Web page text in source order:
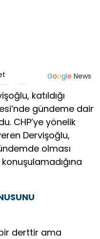
Google News
katıldığı
gündeme dair
CHP’ye yönelik
Dervişoğlu,
olması
derttir ama